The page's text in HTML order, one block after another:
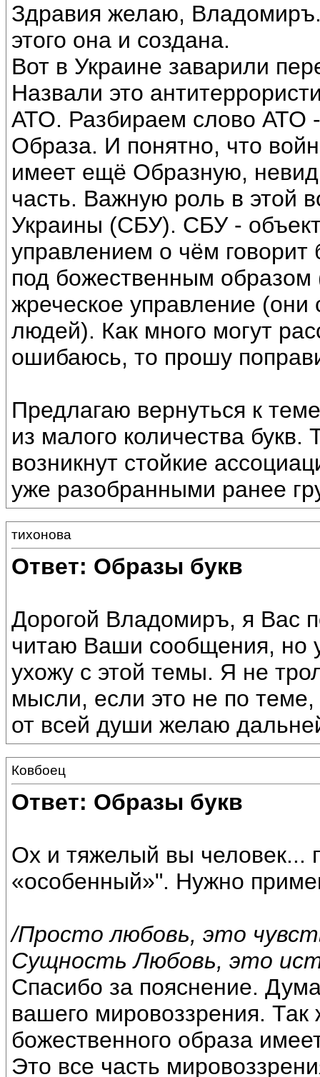
Здравия желаю,
этого она и создана.
Вот в Украине заварили
Назвали это
АТО. Разбираем слово АТО -
Образа. И понятно, что
имеет ещё Образную,
часть. Важную роль в этой
Украины (СБУ). СБУ -
управлением о чём говорит
под божественным образом
жреческое управление
людей). Как много могут
ошибаюсь, то прошу
Предлагаю вернуться к
из малого количества букв.
возникнут стойкие
уже разобранными ранее
тихонова
Ответ: Образы букв
Дорогой Владомиръ, я Вас
читаю Ваши сообщения, но
ухожу с этой темы. Я не
мысли, если это не по теме,
от всей души желаю
Ковбоец
Ответ: Образы букв
Ох и тяжелый вы человек...
«особенный»". Нужно
/Просто любовь, это
Сущность Любовь, это
Спасибо за пояснение.
вашего мировоззрения.
божественного образа
Это все часть